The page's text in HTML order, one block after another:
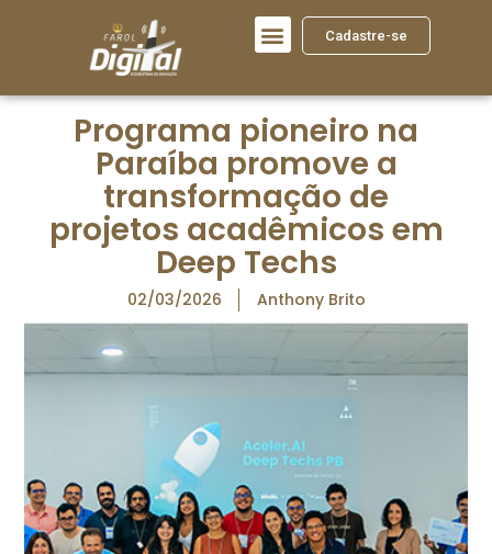
Cadastre-se
Programa pioneiro na
Paraíba promove a
transformação de
projetos acadêmicos em
Deep Techs
02/03/2026 Anthony Brito